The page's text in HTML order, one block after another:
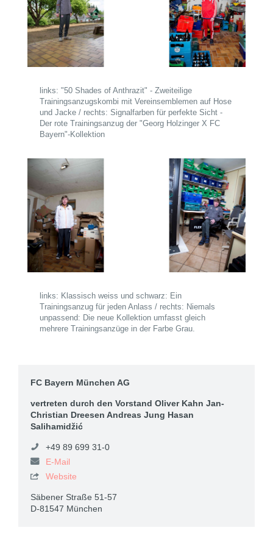
links: "50 Shades of Anthrazit" - Zweiteilige
Trainingsanzugskombi mit Vereinsemblemen auf Hose
und Jacke / rechts: Signalfarben für perfekte Sicht -
Der rote Trainingsanzug der "Georg Holzinger X FC
Bayern"-Kollektion
links: Klassisch weiss und schwarz: Ein
Trainingsanzug für jeden Anlass / rechts: Niemals
unpassend: Die neue Kollektion umfasst gleich
mehrere Trainingsanzüge in der Farbe Grau.
FC Bayern München AG
vertreten durch den Vorstand Oliver Kahn Jan-
Christian Dreesen Andreas Jung Hasan
Salihamidžić
+49 89 699 31-0
E-Mail
 Website
Säbener Straße 51-57
D-81547 München